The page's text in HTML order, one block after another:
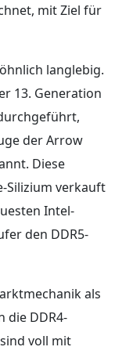
mit Ziel für
langlebig.
13. Generation
der Arrow
Diese
Silizium verkauft
Intel-
den DDR5-
als
die DDR4-
voll mit